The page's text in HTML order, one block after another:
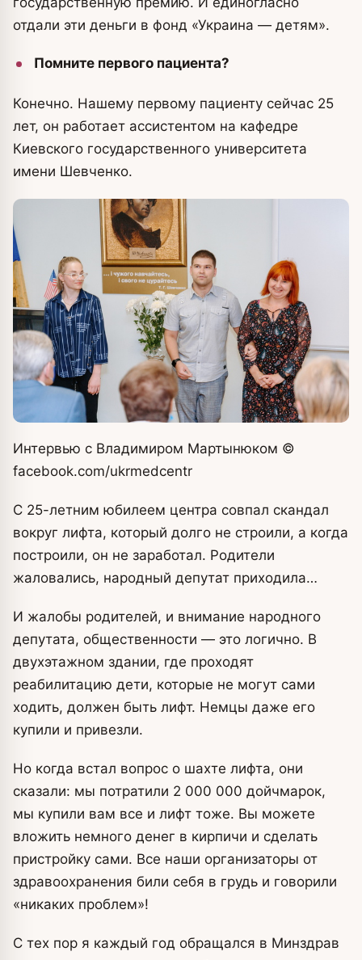
отдали эти деньги в фонд «Украина — детям».
Помните первого пациента?
Конечно. Нашему первому пациенту сейчас 25
лет, он работает ассистентом на кафедре
Киевского государственного университета
имени Шевченко.
Интервью с Владимиром Мартынюком ©
facebook.com/ukrmedcentr
С 25-летним юбилеем центра совпал скандал
вокруг лифта, который долго не строили, а когда
построили, он не заработал. Родители
жаловались, народный депутат приходила…
И жалобы родителей, и внимание народного
депутата, общественности — это логично. В
двухэтажном здании, где проходят
реабилитацию дети, которые не могут сами
ходить, должен быть лифт. Немцы даже его
купили и привезли.
Но когда встал вопрос о шахте лифта, они
сказали: мы потратили 2 000 000 дойчмарок,
мы купили вам все и лифт тоже. Вы можете
вложить немного денег в кирпичи и сделать
пристройку сами. Все наши организаторы от
здравоохранения били себя в грудь и говорили
«никаких проблем»!
С тех пор я каждый год обращался в Минздрав